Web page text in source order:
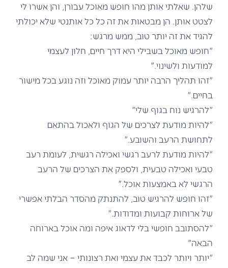
שלהן. שאלתי אותן מהו חופש מאוכל עבורן, והן אשרו לי
לצטט אותן. הן מבטאות את זה כל כל אותנטי שלא יכולתי
להגיד את זה יותר טוב, ממש מרגש:
"חופש מאוכל בשבילי היא דרך חיים, חלון לעצמי
למודעות ולשינוי."
"זהו תהליך הרבה יותר עמוק מאוכל וזה נוגע בכל מישור
בחיים."
"להרגיש נוח בגוף שלי"
"להיות מודעת לצרכים של הגוף ולאכול בהתאם
לתחושת הרעב והשובע."
"להיות מודעת לרעב רגשי ואכילה רגשית, לעומת רעב
טבעי ואכילה טבעית, ולספק את הצרכים של הרעב
הרגשי לא באמצעות אוכל."
"זהו חופש להרגיש טוב, להתנתק מהסדר הבלתי אפשרי
של ארוחות קבועות ומדודות."
"להסתובב חופשי בלי לדאוג איפה ומה אוכל בארוחה
הבאה"
"יותר ויותר לכבד את עצמי ואת רצונותי – אני שמה לב